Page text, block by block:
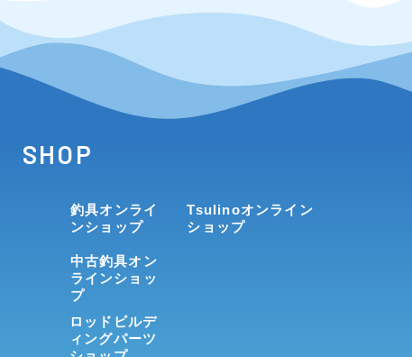
SHOP
釣具オンライ
ンショップ
中古釣具オン
ラインショッ
プ
ロッドビルデ
ィングパーツ
Tsulinoオンライン
ショップ